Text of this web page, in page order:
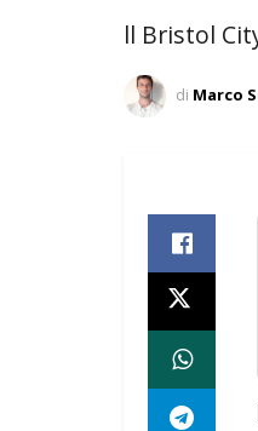
ll Bristol
di Marco